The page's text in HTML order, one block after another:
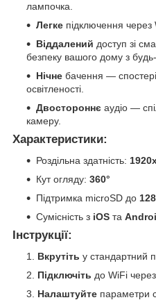
лампочка.
Легке підключення через
Віддалений доступ зі
безпеку вашого дому з будь-
Нічне бачення —
освітленості.
Двостороннє аудіо —
камеру.
Характеристики:
Роздільна здатність:
Кут огляду: 360°
Підтримка microSD до
Сумісність з iOS та
Інструкції:
Вкрутіть у стандартний
Підключіть до WiFi
Налаштуйте параметри